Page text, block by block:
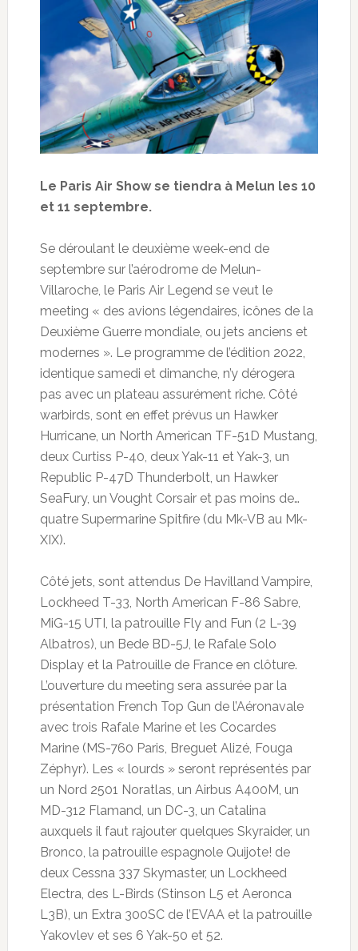
Le Paris Air Show se tiendra à Melun les 10
et 11 septembre.
Se déroulant le deuxième week-end de
septembre sur l’aérodrome de Melun-
Villaroche, le Paris Air Legend se veut le
meeting « des avions légendaires, icônes de la
Deuxième Guerre mondiale, ou jets anciens et
modernes ». Le programme de l’édition 2022,
identique samedi et dimanche, n’y dérogera
pas avec un plateau assurément riche. Côté
warbirds, sont en effet prévus un Hawker
Hurricane, un North American TF-51D Mustang,
deux Curtiss P-40, deux Yak-11 et Yak-3, un
Republic P-47D Thunderbolt, un Hawker
SeaFury, un Vought Corsair et pas moins de…
quatre Supermarine Spitfire (du Mk-VB au Mk-
XIX).
Côté jets, sont attendus De Havilland Vampire,
Lockheed T-33, North American F-86 Sabre,
MiG-15 UTI, la patrouille Fly and Fun (2 L-39
Albatros), un Bede BD-5J, le Rafale Solo
Display et la Patrouille de France en clôture.
L’ouverture du meeting sera assurée par la
présentation French Top Gun de l’Aéronavale
avec trois Rafale Marine et les Cocardes
Marine (MS-760 Paris, Breguet Alizé, Fouga
Zéphyr). Les « lourds » seront représentés par
un Nord 2501 Noratlas, un Airbus A400M, un
MD-312 Flamand, un DC-3, un Catalina
auxquels il faut rajouter quelques Skyraider, un
Bronco, la patrouille espagnole Quijote! de
deux Cessna 337 Skymaster, un Lockheed
Electra, des L-Birds (Stinson L5 et Aeronca
L3B), un Extra 300SC de l’EVAA et la patrouille
Yakovlev et ses 6 Yak-50 et 52.